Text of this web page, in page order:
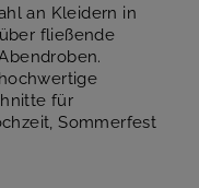
an Kleidern in
fließende
für
Sommerfest